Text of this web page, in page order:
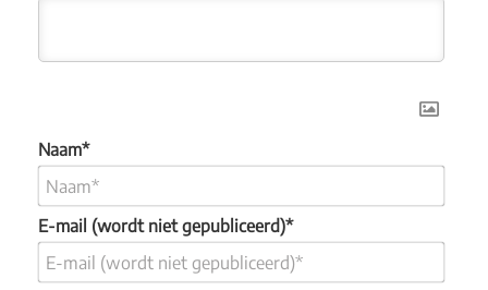
Naam*
E-mail (wordt niet gepubliceerd)*